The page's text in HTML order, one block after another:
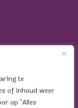
te
of inhoud weer
op ‘Alles